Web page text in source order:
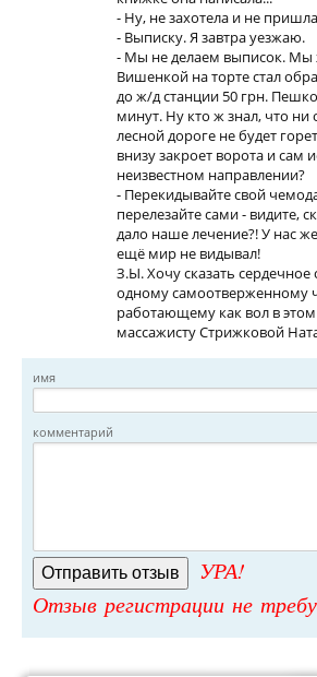
- Ну, не захотела и не
- Выписку. Я завтра уезжаю.
- Мы не делаем выписок. Мы
Вишенкой на торте стал
до ж/д станции 50 грн.
минут. Ну кто ж знал, что
лесной дороге не будет
внизу закроет ворота и сам
неизвестном направлении?
- Перекидывайте свой
перелезайте сами - видите,
дало наше лечение?! У нас
ещё мир не видывал!
З.Ы. Хочу сказать сердечное
одному самоотверженному
работающему как вол в
массажисту Стрижковой
имя
комментарий
УРА!
Отзыв регистрации не